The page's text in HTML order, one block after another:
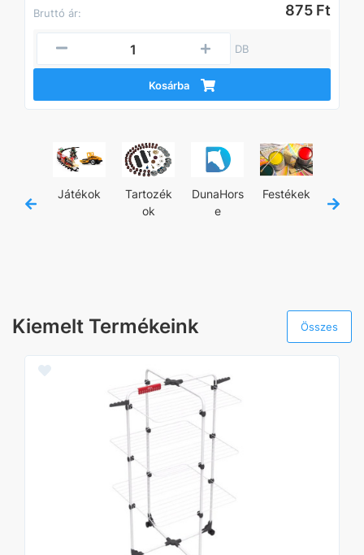
Bruttó ár:
875 Ft
DB
Kosárba
Játékok
Tartozék
ok
DunaHors
e
Festékek
Kiemelt Termékeink Összes